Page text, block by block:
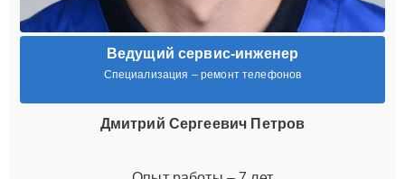
Ведущий сервис-инженер
Специализация – ремонт телефонов
Дмитрий Сергеевич Петров